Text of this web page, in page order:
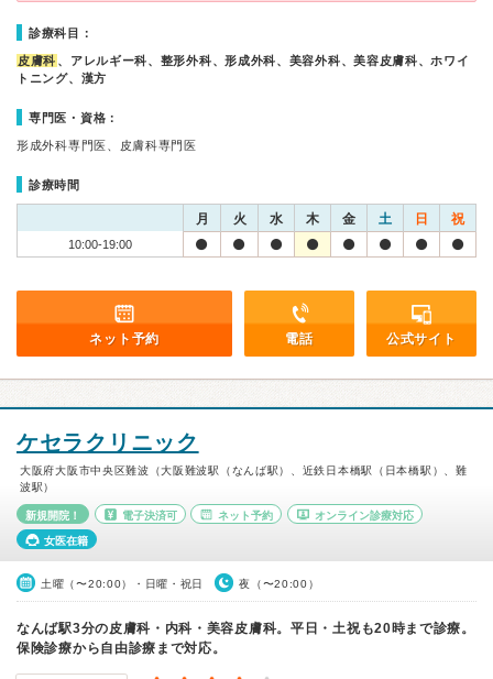
診療科目：
皮膚科 、アレルギー科、整形外科、形成外科、美容外科、美容皮膚科、ホワイ
トニング、漢方
専門医・資格：
形成外科専門医、皮膚科専門医
診療時間
月 火 水 木 金 土 日 祝
10:00-19:00
ネット予約 電話 公式サイト
ケセラクリニック
大阪府大阪市中央区難波（大阪難波駅（なんば駅）、近鉄日本橋駅（日本橋駅）、難
波駅）
新規開院！ 電子決済可 ネット予約 オンライン診療対応
女医在籍
土曜（〜20:00）・日曜・祝日 夜（〜20:00）
なんば駅3分の皮膚科・内科・美容皮膚科。平日・土祝も20時まで診療。
保険診療から自由診療まで対応。